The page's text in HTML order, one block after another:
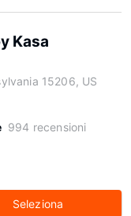
Kasa
15206, US
994 recensioni
Seleziona